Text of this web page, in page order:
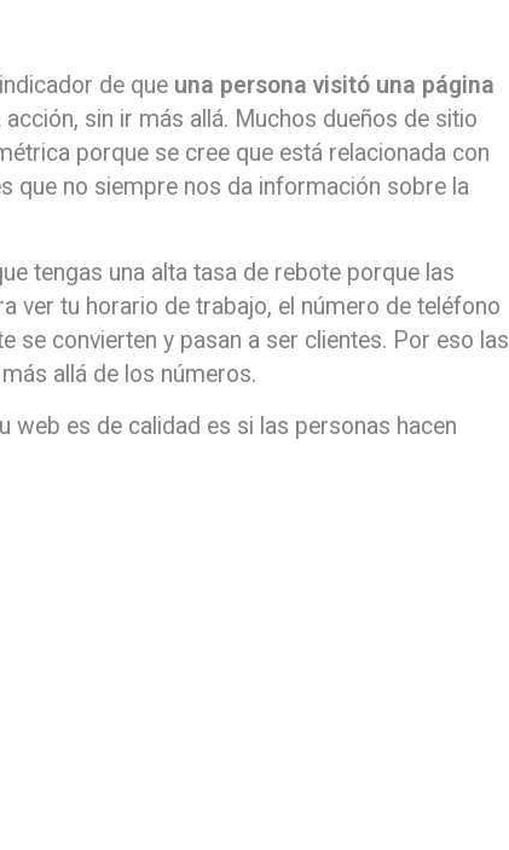
de que una persona visitó una página
acción, sin ir más allá. Muchos dueños de sitio
porque se cree que está relacionada con
que no siempre nos da información sobre la
tengas una alta tasa de rebote porque las
ver tu horario de trabajo, el número de teléfono
se convierten y pasan a ser clientes. Por eso las
allá de los números.
web es de calidad es si las personas hacen